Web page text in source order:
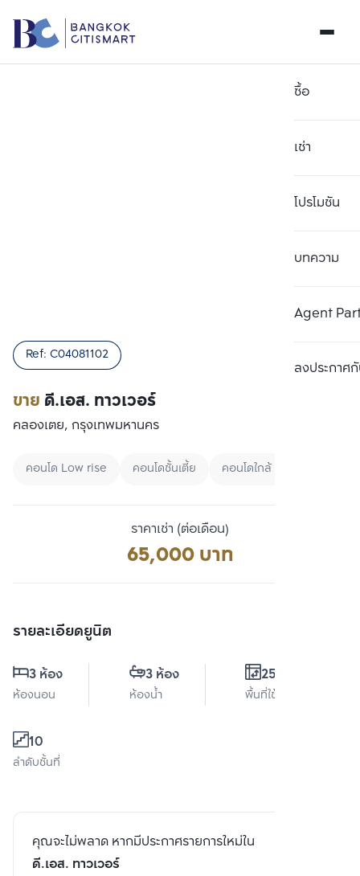
ซื้อ
เช่า
โปรโมชัน
บทความ
Agent
ลงประกาศกั
ขาย ดี.เอส. ทาวเวอร์
Ref: C04081102
คลองเตย, กรุงเทพมหานคร
คอนโด Low rise คอนโดชั้นเตี้ย คอนโดใกล้ BTS
ราคาเช่า (ต่อเดือน)
65,000 บาท
รายละเอียดยูนิต
3 ห้อง
ห้องนอน
3 ห้อง
ห้องน้ำ
250 ตร.ม.
พื้นที่ใช้สอย
10
ลำดับชั้นที่
คุณจะไม่พลาด หากมีประกาศรายการใหม่ใน
ดี.เอส. ทาวเวอร์
เปรียบเทียบ